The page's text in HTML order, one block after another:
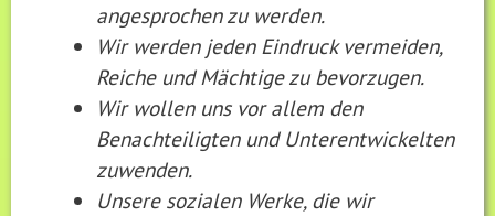
angesprochen zu werden.
Wir werden jeden Eindruck vermeiden,
Reiche und Mächtige zu bevorzugen.
Wir wollen uns vor allem den
Benachteiligten und Unterentwickelten
zuwenden.
Unsere sozialen Werke, die wir